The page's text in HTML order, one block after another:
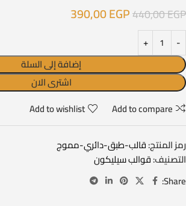
440,00EGP
390,00EGP
إضافة إلى السلة
اشترى الان
Add to compare
Add to wishlist
رمز المنتج:قالب-طبق-دائري-مموج
التصنيف:قوالب سيليكون
Share: